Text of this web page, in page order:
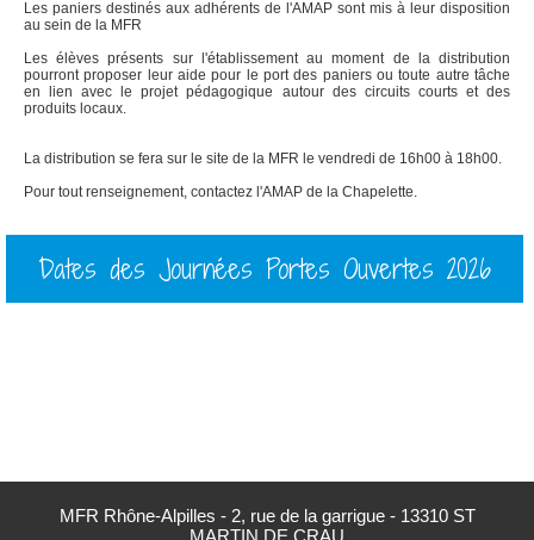
Les paniers destinés aux adhérents de l'AMAP sont mis à leur disposition
au sein de la MFR
Les élèves présents sur l'établissement au moment de la distribution
pourront proposer leur aide pour le port des paniers ou toute autre tâche
en lien avec le projet pédagogique autour des circuits courts et des
produits locaux.
La distribution se fera sur le site de la MFR le vendredi de 16h00 à 18h00.
Pour tout renseignement, contactez l'AMAP de la Chapelette.
Dates des Journées Portes Ouvertes 2026
MFR Rhône-Alpilles - 2, rue de la garrigue - 13310 ST
MARTIN DE CRAU